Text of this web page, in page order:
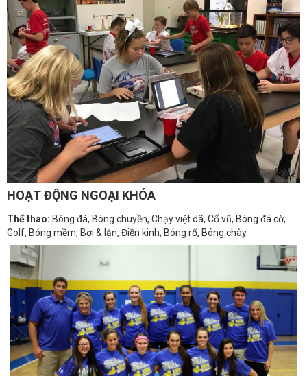
HOẠT ĐỘNG NGOẠI KHÓA
Thể thao: Bóng đá, Bóng chuyền, Chạy việt dã, Cổ vũ, Bóng đá cờ,
Golf, Bóng mềm, Bơi & lặn, Điền kinh, Bóng rổ, Bóng chày.